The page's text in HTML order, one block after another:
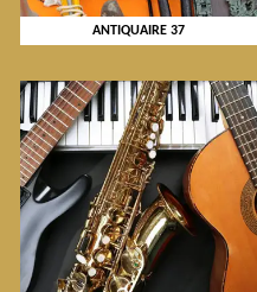
ANTIQUAIRE 37